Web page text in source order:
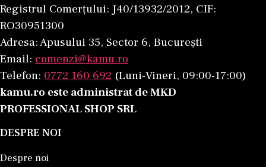
Registrul Comerțului: J40/13932/2012, CIF:
RO30951300
Adresa: Apusului 35, Sector 6, București
Email: comenzi@kamu.ro
Telefon: 0772 160 692 (Luni-Vineri, 09:00-17:00)
kamu.ro este administrat de MKD
PROFESSIONAL SHOP SRL
DESPRE NOI
Despre noi